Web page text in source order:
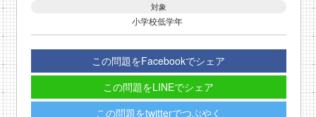
対象
小学校低学年
この問題をFacebookでシェア
この問題をLINEでシェア
この問題をtwitterでつぶやく